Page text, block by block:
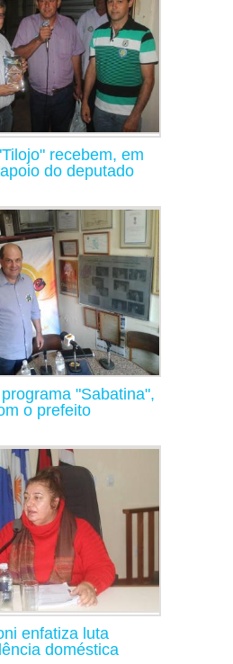
recebem, em
do deputado
"Sabatina",
o prefeito
enfatiza luta
doméstica